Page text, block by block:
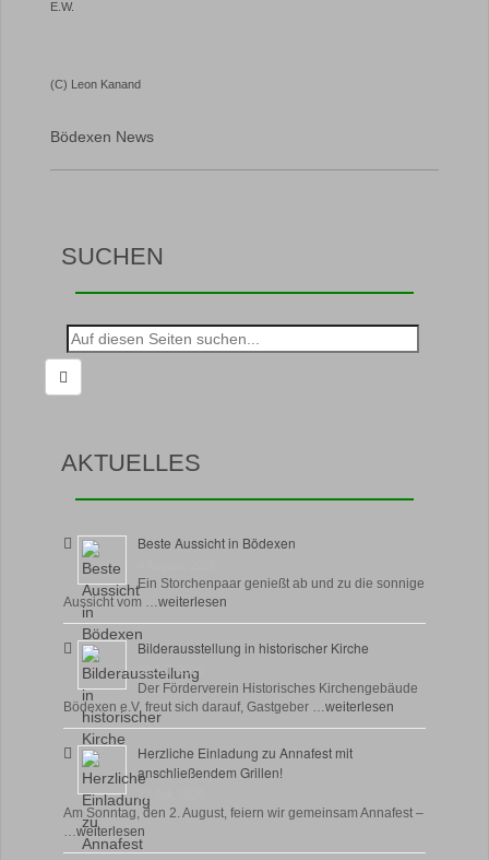
E.W.
(C) Leon Kanand
Bödexen News
SUCHEN
Suche
nach:
AKTUELLES
Beste Aussicht in Bödexen
Ein Storchenpaar genießt ab und zu die sonnige
Aussicht vom …weiterlesen
Bilderausstellung in historischer Kirche
30 Juli, 2026
Der Förderverein Historisches Kirchengebäude
Bödexen e.V. freut sich darauf, Gastgeber …weiterlesen
Herzliche Einladung zu Annafest mit
anschließendem Grillen!
Am Sonntag, den 2. August, feiern wir gemeinsam Annafest –
…weiterlesen